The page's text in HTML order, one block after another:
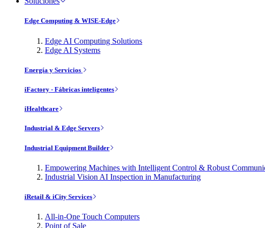
Edge Computing & WISE-Edge
Edge AI Computing Solutions
Edge AI Systems
Energía y Servicios
iFactory - Fábricas inteligentes
iHealthcare
Industrial & Edge Servers
Industrial Equipment Builder
Empowering Machines with Intelligent Control & Robust
Industrial Vision AI Inspection in Manufacturing
iRetail & iCity Services
All-in-One Touch Computers
Point of Sale